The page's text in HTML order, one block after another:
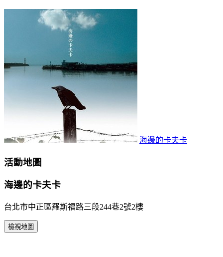
海邊的卡夫卡
活動地圖
海邊的卡夫卡
台北市中正區羅斯福路三段244巷2號2樓
檢視地圖